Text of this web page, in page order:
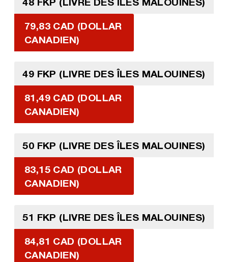
79,83 CAD (DOLLAR
CANADIEN)
49 FKP (LIVRE DES ÎLES MALOUINES)
81,49 CAD (DOLLAR
CANADIEN)
50 FKP (LIVRE DES ÎLES MALOUINES)
83,15 CAD (DOLLAR
CANADIEN)
51 FKP (LIVRE DES ÎLES MALOUINES)
84,81 CAD (DOLLAR
CANADIEN)